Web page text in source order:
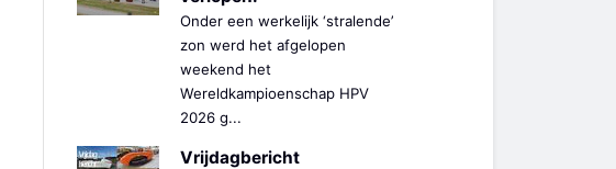
Onder een werkelijk ‘stralende’
zon werd het afgelopen
weekend het
Wereldkampioenschap HPV
2026 g...
Vrijdagbericht